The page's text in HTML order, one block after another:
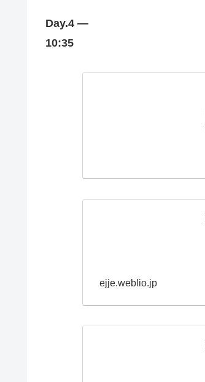
Day.4 —
10:35
ejje.weblio.jp